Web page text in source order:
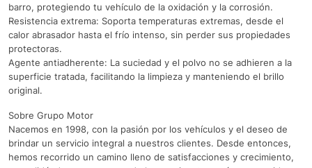
barro, protegiendo tu vehículo de la oxidación y la corrosión.
Resistencia extrema: Soporta temperaturas extremas, desde el
calor abrasador hasta el frío intenso, sin perder sus propiedades
protectoras.
Agente antiadherente: La suciedad y el polvo no se adhieren a la
superficie tratada, facilitando la limpieza y manteniendo el brillo
original.
Sobre Grupo Motor
Nacemos en 1998, con la pasión por los vehículos y el deseo de
brindar un servicio integral a nuestros clientes. Desde entonces,
hemos recorrido un camino lleno de satisfacciones y crecimiento,